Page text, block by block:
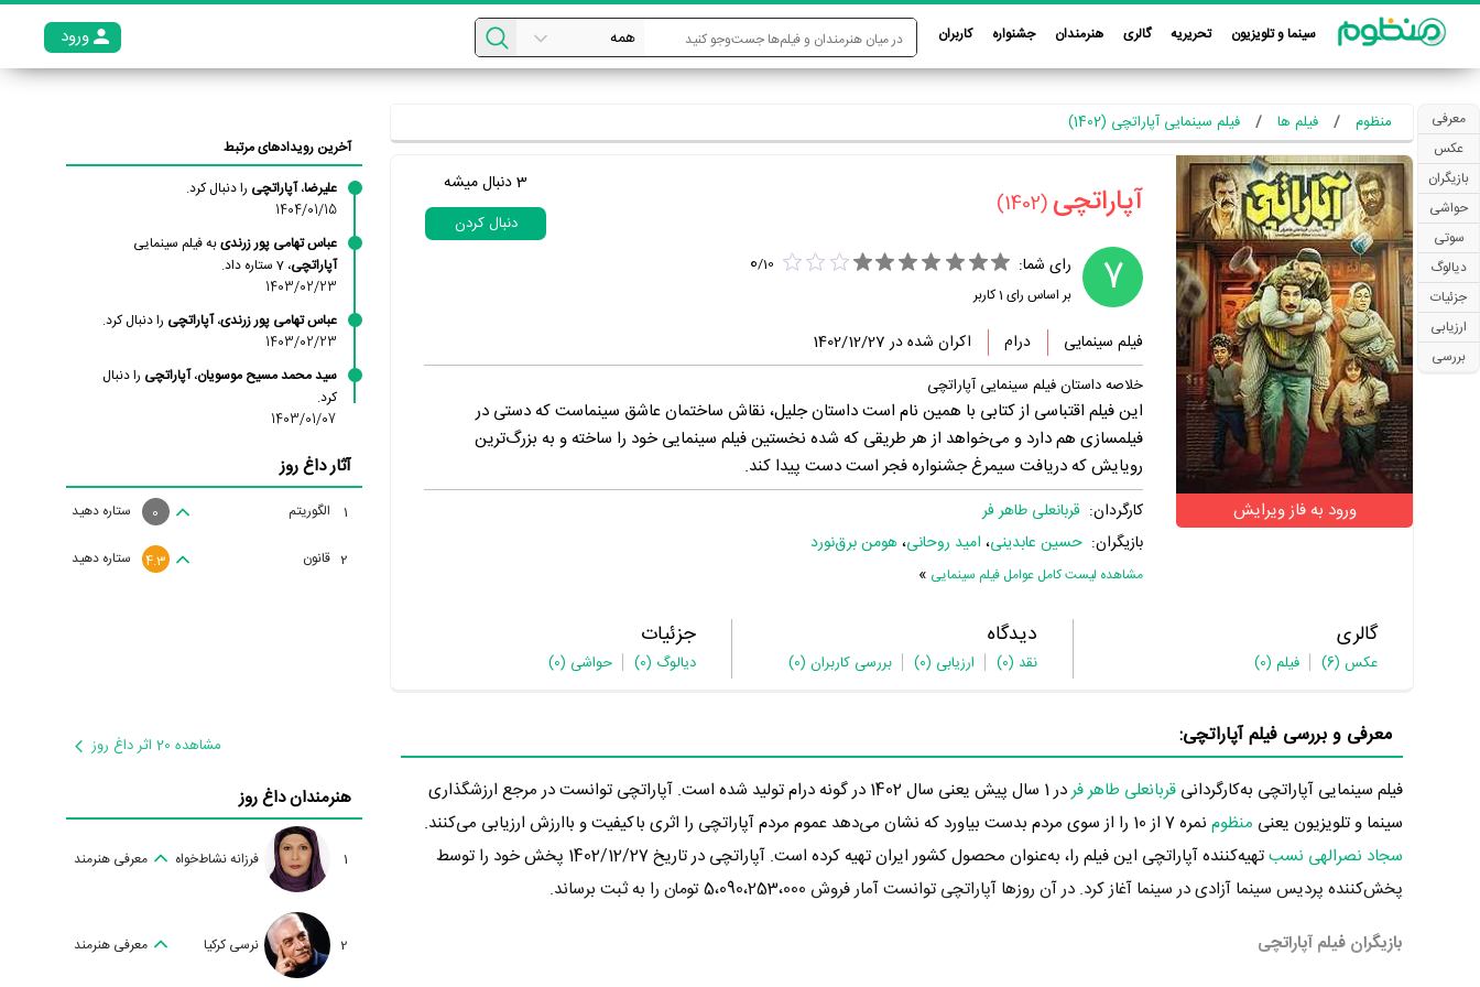
سینما و تلویزیون تحریریه گالری هنرمندان جشنواره کاربران ورود
معرفی
عکس
بازیگران
حواشی
سوتی
دیالوگ
جزئیات
ارزیابی
بررسی
منظوم فیلم ها فیلم سینمایی آپاراتچی (1402)
ورود به فاز ویرایش
‏آپاراتچی‏ (1402)
3دنبال میشه
دنبال کردن
7 رای شما: 0/10
بر اساس رای 1کاربر
فیلم سینمایی درام اکران شده در 1402/12/27
خلاصه داستان فیلم سینمایی آپاراتچی
این فیلم اقتباسی از کتابی با همین نام است داستان جلیل، نقاش ساختمان عاشق سینماست که دستی در
فیلمسازی هم دارد و می‌خواهد از هر طریقی که شده نخستین فیلم سینمایی خود را ساخته و به بزرگ‌ترین
رویایش که دریافت سیمرغ جشنواره فجر است دست پیدا کند.
کارگردان: قربانعلی طاهر فر
بازیگران: حسین عابدینی، امید روحانی،هومن برق‌نورد
مشاهده لیست کامل عوامل فیلم سینمایی »
گالری
عکس (6) فیلم (0)
دیدگاه
نقد (0) ارزیابی (0) بررسی کاربران (0)
جزئیات
دیالوگ (0) حواشی (0)
معرفی و بررسی فیلم آپاراتچی:
فیلم سینمایی آپاراتچی به‌کارگردانی قربانعلی طاهر فر
در 1 سال پیش یعنی سال 1402 در گونه درام تولید شده است. آپاراتچی توانست در مرجع ارزشگذاری
سینما و تلویزیون یعنی منظوم نمره 7 از 10 را از سوی مردم بدست بیاورد که نشان می‌دهد عموم مردم آپاراتچی را اثری باکیفیت و باارزش ارزیابی می‌کنند.
سجاد نصرالهی نسب
تهیه‌کننده آپاراتچی این فیلم را، به‌عنوان محصول کشور ایران تهیه کرده است. آپاراتچی در تاریخ 1402/12/27 پخش خود را توسط
پخش‌کننده پردیس سینما آزادی در سینما آغاز کرد. در آن روزها آپاراتچی توانست آمار فروش 5،090،253،000 تومان را به ثبت برساند.
بازیگران فیلم آپاراتچی
آخرین رویدادهای مرتبط
علیرضا،آپاراتچی را دنبال کرد.
1404/01/15
عباس تهامی پور زرندیبه فیلم سینمایی
آپاراتچی، 7 ستاره داد.
1403/02/23
عباس تهامی پور زرندی،آپاراتچی را دنبال کرد.
1403/02/23
سید محمد مسیح موسویان،آپاراتچی را دنبال
کرد.
1403/01/07
آثار داغ روز
1 الگوریتم ستاره دهید 0
2 قانون ستاره دهید 4.3
مشاهده 20 اثر داغ روز
هنرمندان داغ روز
1 فرزانه نشاط‌خواه معرفی هنرمند
2 نرسی کرکیا معرفی هنرمند